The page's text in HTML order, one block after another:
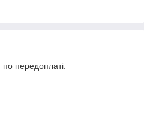
по передоплаті.